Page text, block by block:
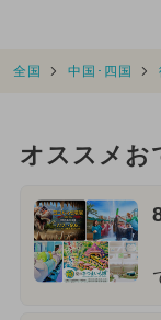
全国 中国･四国
オススメお